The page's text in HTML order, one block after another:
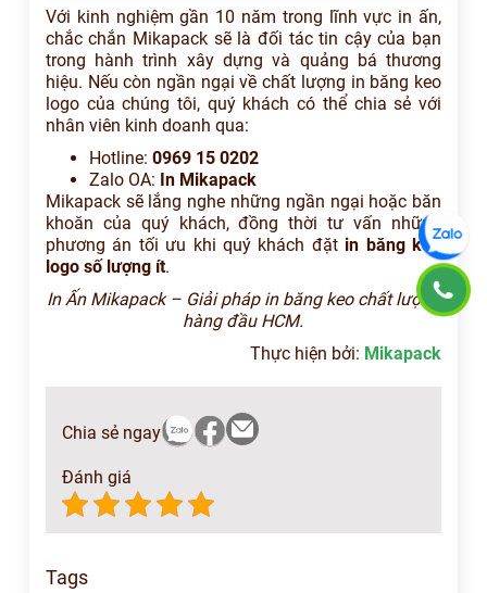
Với kinh nghiệm gần 10 năm trong lĩnh vực in ấn,
chắc chắn Mikapack sẽ là đối tác tin cậy của bạn
trong hành trình xây dựng và quảng bá thương
hiệu. Nếu còn ngần ngại về chất lượng in băng keo
logo của chúng tôi, quý khách có thể chia sẻ với
nhân viên kinh doanh qua:
Hotline: 0969 15 0202
Zalo OA: In Mikapack
Mikapack sẽ lắng nghe những ngần ngại hoặc băn
khoăn của quý khách, đồng thời tư vấn những
phương án tối ưu khi quý khách đặt in băng keo
logo số lượng ít.
In Ấn Mikapack – Giải pháp in băng keo chất lượng
hàng đầu HCM.
Thực hiện bởi: Mikapack
Chia sẻ ngay
Đánh giá
Tags